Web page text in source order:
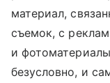
материал,
съемок, с
и
безусловно, и